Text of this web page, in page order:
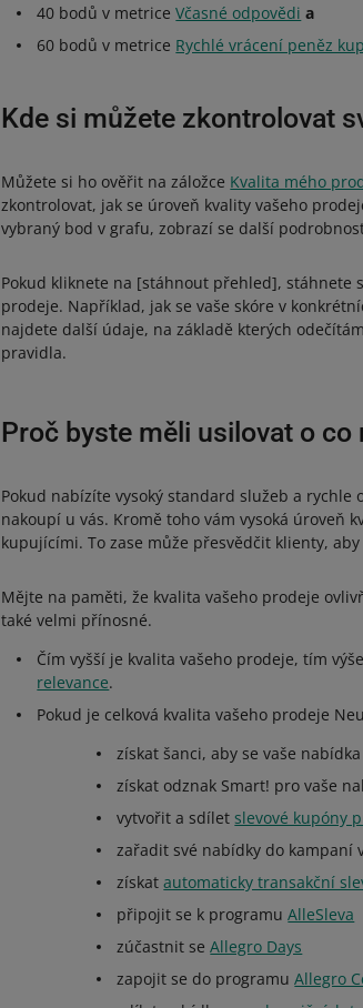
40 bodů v metriceVčasné odpovědi a
60 bodů v metrice Rychlé vrácení peněz
Kde si můžete zkontrolovat
Můžete si ho ověřit na záložce Kvalita mého
zkontrolovat, jak se úroveň kvality vašeho
vybraný bod v grafu, zobrazí se další
Pokud kliknete na [stáhnout přehled], stáhnete
prodeje. Například, jak se vaše skóre v
najdete další údaje, na základě kterých
pravidla.
Proč byste měli usilovat o co
Pokud nabízíte vysoký standard služeb a
nakoupí u vás. Kromě toho vám vysoká úroveň
kupujícími. To zase může přesvědčit klienty,
Mějte na paměti, že kvalita vašeho prodeje
také velmi přínosné.
Čím vyšší je kvalita vašeho prodeje, tím
relevance.
Pokud je celková kvalita vašeho prodeje
získat šanci, aby se vaše
získat odznak Smart! pro vaše
vytvořit a sdíletslevové kupóny
zařadit své nabídky do kampaní
získatautomaticky transakční
připojit se k programuAlleSleva
zúčastnit seAllegro Days
zapojit se do programuAllegro